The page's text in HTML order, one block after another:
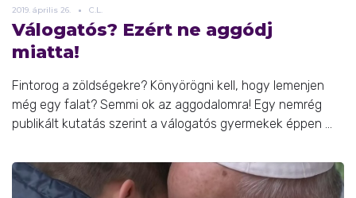
2019. április 26. C.L.
Válogatós? Ezért ne aggódj
miatta!
Fintorog a zöldségekre? Könyörögni kell, hogy lemenjen
még egy falat? Semmi ok az aggodalomra! Egy nemrég
publikált kutatás szerint a válogatós gyermekek éppen ...